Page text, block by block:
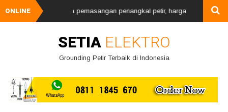
ONLINE
ELEKTRO jasa pemasangan penangkal petir, harga mulai 2jutaan
SETIA ELEKTRO
Grounding Petir Terbaik di Indonesia